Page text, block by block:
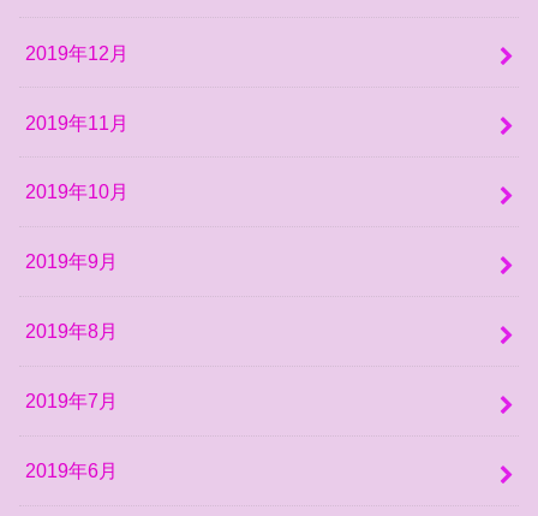
2019年12月
2019年11月
2019年10月
2019年9月
2019年8月
2019年7月
2019年6月